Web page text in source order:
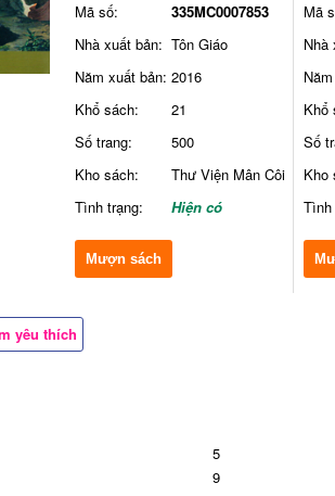
Mã số:
335MC0007853
Nhà xuất bản: Tôn Giáo
Năm xuất bản: 2016
Khổ sách:
21
Số trang:
500
Kho sách:
Thư Viện Mân Côi
Tình trạng:
Hiện có
Mượn sách
Mã
Nhà
Khổ
Số
Kho
Tình
yêu thích
5
9